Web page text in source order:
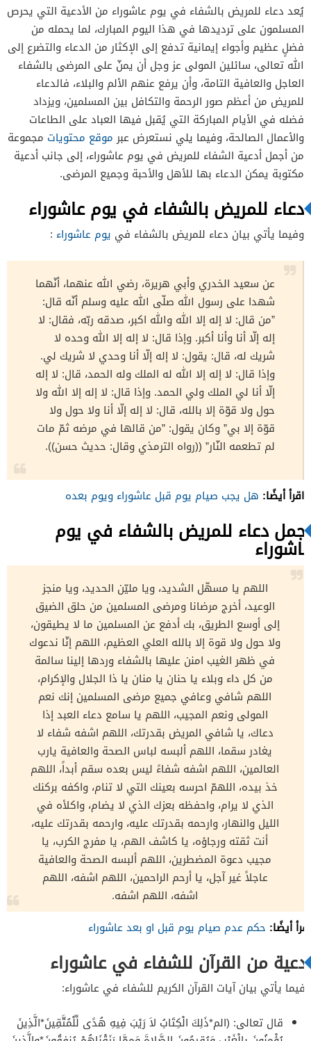
يُعد دعاء للمريض بالشفاء في يوم عاشوراء من الأدعية التي يحرص
المسلمون على ترديدها في هذا اليوم المبارك، لما يحمله من
فضلٍ عظيم وأجواء إيمانية تدفع إلى الإكثار من الدعاء والتضرع إلى
الله تعالى، سائلين المولى عز وجل أن يمنّ على المرضى بالشفاء
العاجل والعافية التامة، وأن يرفع عنهم الألم والبلاء، فالدعاء
للمريض من أعظم صور الرحمة والتكافل بين المسلمين، ويزداد
فضله في الأيام المباركة التي يُقبل فيها العباد على الطاعات
والأعمال الصالحة، وفيما يلي نستعرض عبرموقع محتويات مجموعة
من أجمل أدعية الشفاء للمريض في يوم عاشوراء، إلى جانب أدعية
مكتوبة يمكن الدعاء بها للأهل والأحبة وجميع المرضى.
دعاء للمريض بالشفاء في يوم عاشوراء
وفيما يأتي بيان دعاء للمريض بالشفاء في يوم عاشوراء :
عن سعيد الخدري وأبي هريرة، رضي الله عنهما، أنّهما
شهدا على رسول الله صلّى الله عليه وسلم أنّه قال‏:‏
‏”‏من قال‏:‏ لا إله إلا الله والله اكبر، صدقه ربّه، فقال‏:‏ لا
إله إلّا أنا وأنا أكبر‏.‏ وإذا قال‏:‏ لا إله إلا الله وحده لا
شريك له، قال‏:‏ يقول‏:‏ لا إله إلّا أنا وحدي لا شريك لي‏.‏
وإذا قال‏:‏ لا إله إلا الله له الملك وله الحمد، قال‏:‏ لا إله
إلّا أنا لي الملك ولي الحمد‏.‏ وإذا قال‏:‏ لا إله إلا الله ولا
حول ولا قوّة إلا بالله، قال‏:‏ لا إله إلّا أنا ولا حول ولا
قوّة إلا بي‏”‏ وكان يقول‏:‏ ‏”‏من قالها في مرضه ثمّ مات
لم تطعمه النّار‏”‏ ‏(‏‏(‏رواه الترمذي وقال‏:‏ حديث حسن‏)‏‏)‏.
اقرأ أيضًا: هل يجب صيام يوم قبل عاشوراء ويوم بعده
أجمل دعاء للمريض بالشفاء في يوم
عاشوراء
اللهم يا مسهّل الشديد، ويا مليّن الحديد، ويا منجز
الوعيد، أخرج مرضانا ومرضى المسلمين من حلق الضيق
إلى أوسع الطريق، بك أدفع عن المسلمين ما لا يطيقون،
ولا حول ولا قوة إلا بالله العلي العظيم، اللهم إنّا ندعوك
في ظهر الغيب امنن عليها بالشفاء وردها إلينا سالمة
من كل داء وبلاء يا حنان يا منان يا ذا الجلال والإكرام،
اللهم شافي وعافي جميع مرضى المسلمين إنك نعم
المولى ونعم المجيب، اللهم يا سامع دعاء العبد إذا
دعاك، يا شافي المريض بقدرتك، اللهم اشفه شفاء لا
يغادر سقما، اللهم ألبسه لباس الصحة والعافية يارب
العالمين، اللهم اشفه شفاءً ليس بعده سقم أبداً، اللهم
خذ بيده، اللهمّ احرسه بعينك التي لا تنام، واكفه بركنك
الذي لا يرام، واحفظه بعزك الذي لا يضام، واكلأه في
الليل والنهار، وارحمه بقدرتك عليه، وارحمه بقدرتك عليه،
أنت ثقته ورجاؤه، يا كاشف الهم، يا مفرج الكرب، يا
مجيب دعوة المضطرين، اللهم ألبسه الصحة والعافية
عاجلاً غير آجل، يا أرحم الراحمين، اللهم اشفه، اللهم
اشفه، اللهم اشفه.
اقرأ أيضًا: حكم عدم صيام يوم قبل او بعد عاشوراء
أدعية من القرآن للشفاء في عاشوراء
وفيما يأتي بيان آيات القرآن الكريم للشفاء في عاشوراء:
قال تعالى: (الم*ذَلِكَ الْكِتَابُ لاَ رَيْبَ فِيهِ هُدًى لِّلْمُتَّقِينَ*الَّذِينَ